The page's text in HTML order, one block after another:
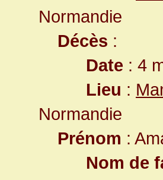
Normandie
Décès :
Date : 4
Lieu :
Normandie
Prénom :
Nom de